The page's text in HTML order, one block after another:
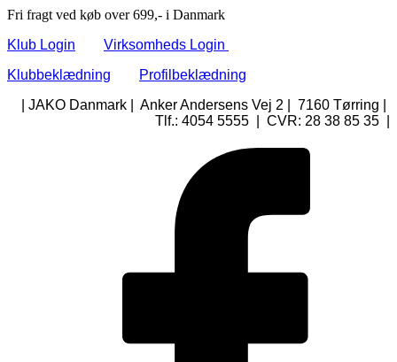
Fri fragt ved køb over 699,- i Danmark
Klub Login
Virksomheds Login
Klubbeklædning
Profilbeklædning
| JAKO Danmark | Anker Andersens Vej 2 | 7160 Tørring |
Tlf.: 4054 5555 | CVR: 28 38 85 35 |